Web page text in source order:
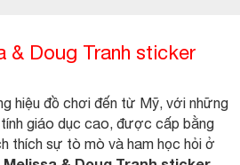
& Doug Tranh sticker
hiệu đồ chơi đến từ Mỹ, với những
giáo dục cao, được cấp bằng
thích sự tò mò và ham học hỏi ở